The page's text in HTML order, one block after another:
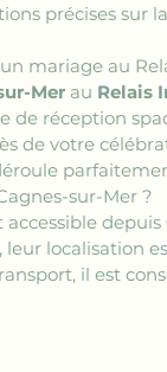
précises sur
mariage au
Mer au Relais
de réception
de votre
sur-Mer ?
depuis
localisation
il est